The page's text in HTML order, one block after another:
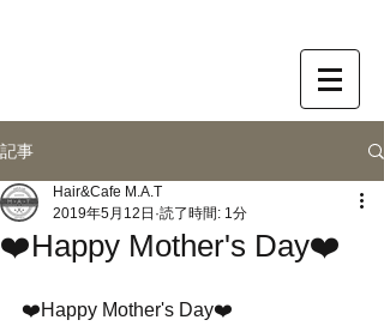
記事
❤️Happy Mother's Day❤️
Hair&Cafe M.A.T
2019年5月12日 読了時間: 1分
❤️Happy Mother's Day❤️